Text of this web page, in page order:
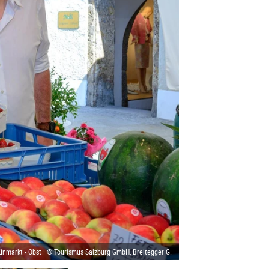
- Obst | © Tourismus Salzburg GmbH, Breitegger G.